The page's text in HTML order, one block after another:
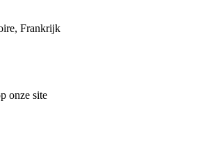
Frankrijk
onze site